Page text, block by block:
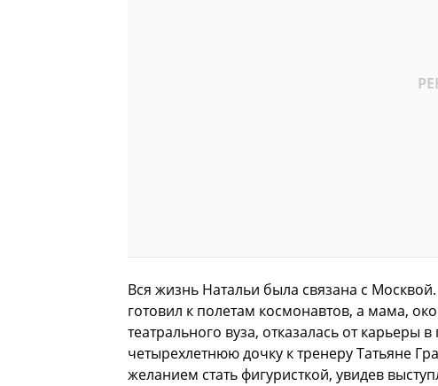
Вся жизнь Натальи была связана с
готовил к полетам космонавтов, а мама,
театрального вуза, отказалась от
четырехлетнюю дочку к тренеру Татьяне
желанием стать фигуристкой, увидев